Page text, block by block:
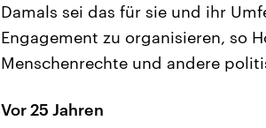
Damals sei das für sie und ihr
Engagement zu organisieren, so
Menschenrechte und andere
Vor 25 Jahren